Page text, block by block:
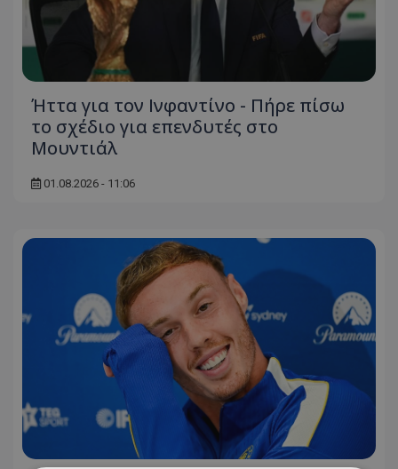
Ήττα για τον Ινφαντίνο - Πήρε πίσω
το σχέδιο για επενδυτές στο
Μουντιάλ
01.08.2026 - 11:06